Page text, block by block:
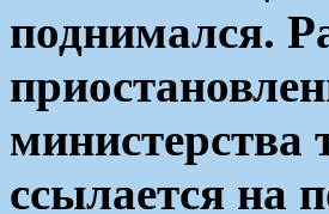
поднимался.
министерства
ссылается на